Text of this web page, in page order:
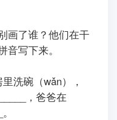
画了谁？他们在干
写下来。
洗碗（wǎn），
，爸爸在